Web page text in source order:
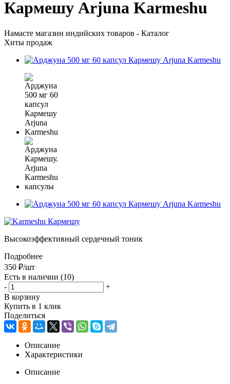
Кармешу Arjuna Karmeshu
Намасте магазин индийских товаров - Каталог
Хиты продаж
Высокоэффективный сердечный тоник
Подробнее
350 ₽/шт
Есть в наличии (10)
-
+
В корзину
Купить в 1 клик
Поделиться
Описание
Характеристики
Описание